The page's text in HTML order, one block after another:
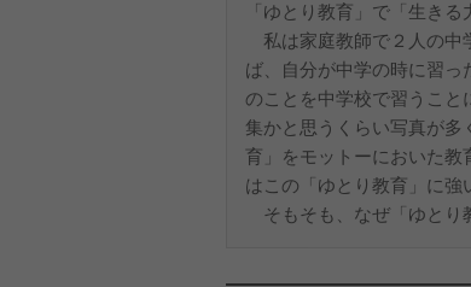
「ゆとり教育」で「生きる
私は家庭教師で２人の中
ば、自分が中学の時に習っ
のことを中学校で習うこと
集かと思うくらい写真が多
育」をモットーにおいた
はこの「ゆとり教育」に強
そもそも、なぜ「ゆとり